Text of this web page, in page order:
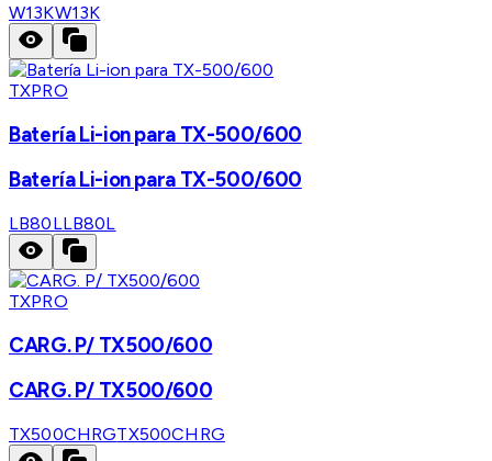
W13KW13K
TXPRO
Batería Li-ion para TX-500/600
Batería Li-ion para TX-500/600
LB80LLB80L
TXPRO
CARG. P/ TX500/600
CARG. P/ TX500/600
TX500CHRGTX500CHRG